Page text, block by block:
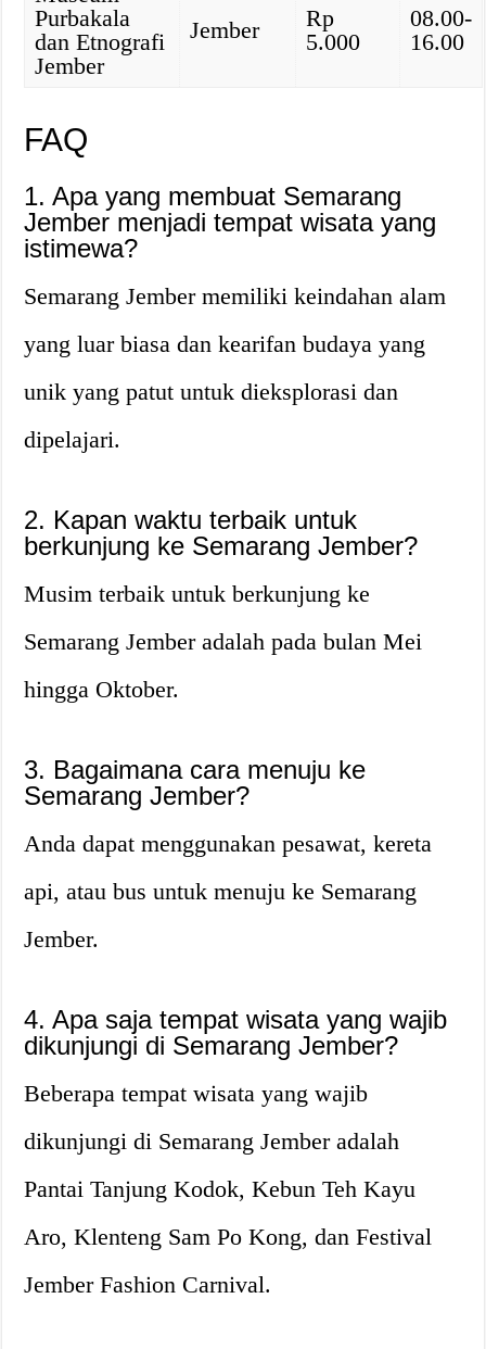
Purbakala
dan Etnografi
Jember
Jember
Rp
5.000
08.00-
16.00
FAQ
1. Apa yang membuat Semarang
Jember menjadi tempat wisata yang
istimewa?
Semarang Jember memiliki keindahan alam
yang luar biasa dan kearifan budaya yang
unik yang patut untuk dieksplorasi dan
dipelajari.
2. Kapan waktu terbaik untuk
berkunjung ke Semarang Jember?
Musim terbaik untuk berkunjung ke
Semarang Jember adalah pada bulan Mei
hingga Oktober.
3. Bagaimana cara menuju ke
Semarang Jember?
Anda dapat menggunakan pesawat, kereta
api, atau bus untuk menuju ke Semarang
Jember.
4. Apa saja tempat wisata yang wajib
dikunjungi di Semarang Jember?
Beberapa tempat wisata yang wajib
dikunjungi di Semarang Jember adalah
Pantai Tanjung Kodok, Kebun Teh Kayu
Aro, Klenteng Sam Po Kong, dan Festival
Jember Fashion Carnival.